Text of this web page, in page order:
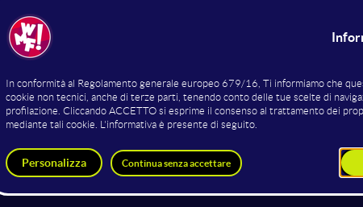
Tutti guardiamo video podcast e parliamo di podcast: non
E molte aziende si stanno interrogando sulle opportunità
testando, sperimentando, sondando il terreno, ma i
E l'economia attorno a questo mercato non parte, non
Ci siamo posti le giuste domande su come utilizzare
Proviamo a farlo insieme, e a darci qualche risposta, in un